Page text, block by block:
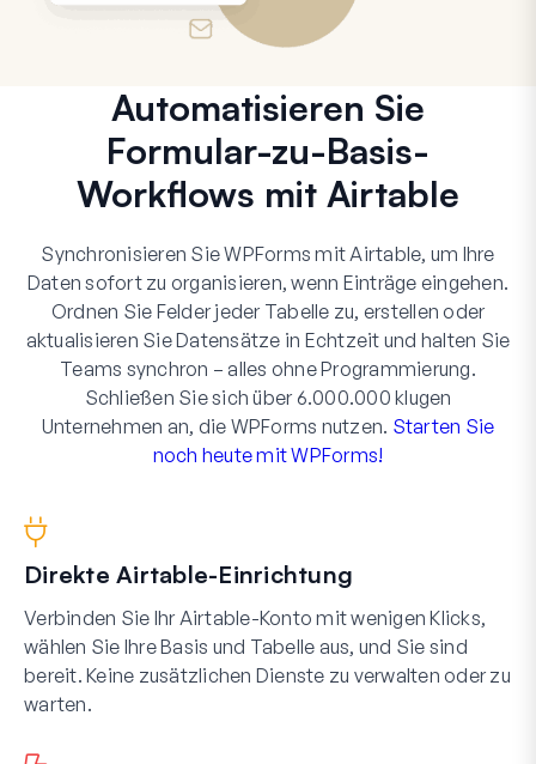
Automatisieren Sie
Formular-zu-Basis-
Workflows mit Airtable
Synchronisieren Sie WPForms mit Airtable, um Ihre
Daten sofort zu organisieren, wenn Einträge eingehen.
Ordnen Sie Felder jeder Tabelle zu, erstellen oder
aktualisieren Sie Datensätze in Echtzeit und halten Sie
Teams synchron – alles ohne Programmierung.
Schließen Sie sich über 6.000.000 klugen
Unternehmen an, die WPForms nutzen. Starten Sie
noch heute mit WPForms!
Direkte Airtable-Einrichtung
Verbinden Sie Ihr Airtable-Konto mit wenigen Klicks,
wählen Sie Ihre Basis und Tabelle aus, und Sie sind
bereit. Keine zusätzlichen Dienste zu verwalten oder zu
warten.